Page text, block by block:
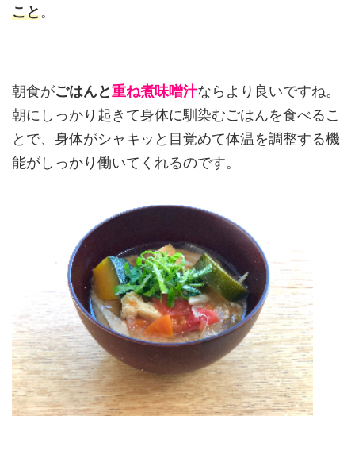
こと。
朝食がごはんと重ね煮味噌汁ならより良いですね。
朝にしっかり起きて身体に馴染むごはんを食べるこ
とで、身体がシャキッと目覚めて体温を調整する機
能がしっかり働いてくれるのです。